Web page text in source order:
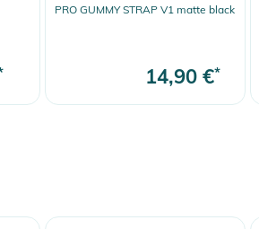
PRO GUMMY STRAP V1 matte black
14,90 €*